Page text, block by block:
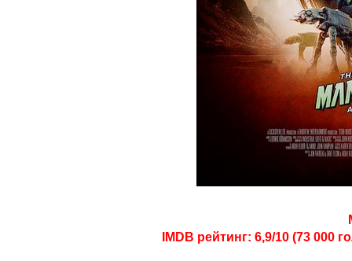
IMDB рейтинг: 6,9/10 (73 000